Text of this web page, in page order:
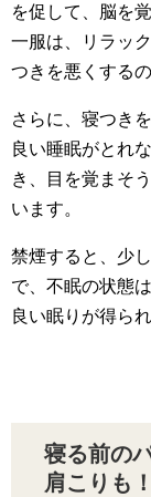
を促して、脳を
一服は、リラッ
つきを悪くするの
さらに、寝つき
良い睡眠がとれ
き、目を覚まそ
います。
禁煙すると、少
で、不眠の状態
良い眠りが得ら
寝る前の
肩こりも